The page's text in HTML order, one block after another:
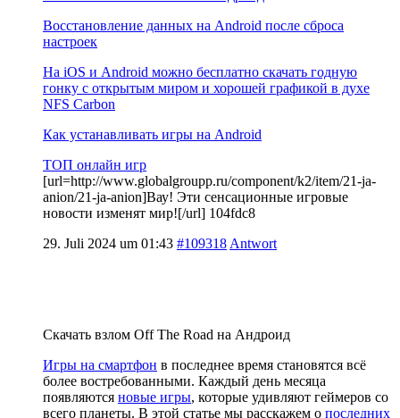
Восстановление данных на Android после сброса
настроек
На iOS и Android можно бесплатно скачать годную
гонку с открытым миром и хорошей графикой в духе
NFS Carbon
Как устанавливать игры на Android
ТОП онлайн игр
[url=http://www.globalgroupp.ru/component/k2/item/21-ja-
anion/21-ja-anion]Вау! Эти сенсационные игровые
новости изменят мир![/url] 104fdc8
29. Juli 2024 um 01:43 #109318 Antwort
Скачать взлом Off The Road на Андроид
Игры на смартфон в последнее время становятся всё
более востребованными. Каждый день месяца
появляются новые игры, которые удивляют геймеров со
всего планеты. В этой статье мы расскажем о последних